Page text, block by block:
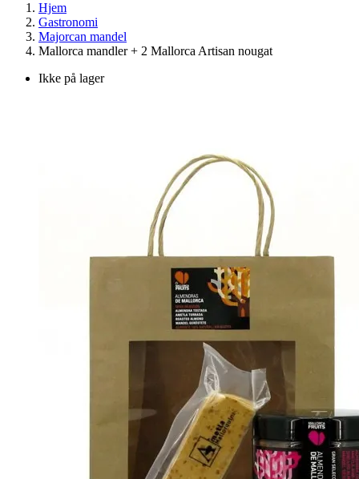
Hjem
Gastronomi
Majorcan mandel
Mallorca mandler + 2 Mallorca Artisan nougat
Ikke på lager